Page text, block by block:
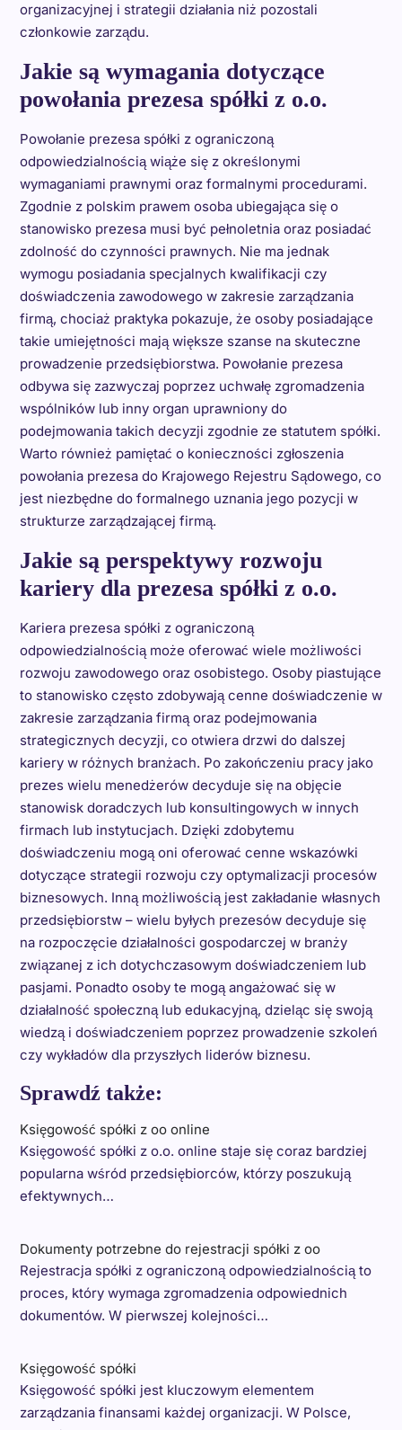
organizacyjnej i strategii działania niż pozostali
członkowie zarządu.
Jakie są wymagania dotyczące
powołania prezesa spółki z o.o.
Powołanie prezesa spółki z ograniczoną
odpowiedzialnością wiąże się z określonymi
wymaganiami prawnymi oraz formalnymi procedurami.
Zgodnie z polskim prawem osoba ubiegająca się o
stanowisko prezesa musi być pełnoletnia oraz posiadać
zdolność do czynności prawnych. Nie ma jednak
wymogu posiadania specjalnych kwalifikacji czy
doświadczenia zawodowego w zakresie zarządzania
firmą, chociaż praktyka pokazuje, że osoby posiadające
takie umiejętności mają większe szanse na skuteczne
prowadzenie przedsiębiorstwa. Powołanie prezesa
odbywa się zazwyczaj poprzez uchwałę zgromadzenia
wspólników lub inny organ uprawniony do
podejmowania takich decyzji zgodnie ze statutem spółki.
Warto również pamiętać o konieczności zgłoszenia
powołania prezesa do Krajowego Rejestru Sądowego, co
jest niezbędne do formalnego uznania jego pozycji w
strukturze zarządzającej firmą.
Jakie są perspektywy rozwoju
kariery dla prezesa spółki z o.o.
Kariera prezesa spółki z ograniczoną
odpowiedzialnością może oferować wiele możliwości
rozwoju zawodowego oraz osobistego. Osoby piastujące
to stanowisko często zdobywają cenne doświadczenie w
zakresie zarządzania firmą oraz podejmowania
strategicznych decyzji, co otwiera drzwi do dalszej
kariery w różnych branżach. Po zakończeniu pracy jako
prezes wielu menedżerów decyduje się na objęcie
stanowisk doradczych lub konsultingowych w innych
firmach lub instytucjach. Dzięki zdobytemu
doświadczeniu mogą oni oferować cenne wskazówki
dotyczące strategii rozwoju czy optymalizacji procesów
biznesowych. Inną możliwością jest zakładanie własnych
przedsiębiorstw – wielu byłych prezesów decyduje się
na rozpoczęcie działalności gospodarczej w branży
związanej z ich dotychczasowym doświadczeniem lub
pasjami. Ponadto osoby te mogą angażować się w
działalność społeczną lub edukacyjną, dzieląc się swoją
wiedzą i doświadczeniem poprzez prowadzenie szkoleń
czy wykładów dla przyszłych liderów biznesu.
Sprawdź także:
Księgowość spółki z oo online
Księgowość spółki z o.o. online staje się coraz bardziej
popularna wśród przedsiębiorców, którzy poszukują
efektywnych…
Dokumenty potrzebne do rejestracji spółki z oo
Rejestracja spółki z ograniczoną odpowiedzialnością to
proces, który wymaga zgromadzenia odpowiednich
dokumentów. W pierwszej kolejności…
Księgowość spółki
Księgowość spółki jest kluczowym elementem
zarządzania finansami każdej organizacji. W Polsce,